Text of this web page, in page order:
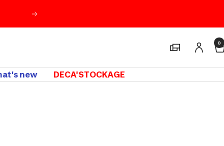
Suivant
Magasins 0
new DECA'STOCKAGE